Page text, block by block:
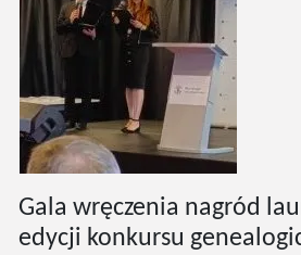
Gala wręczenia nagród
edycji konkursu